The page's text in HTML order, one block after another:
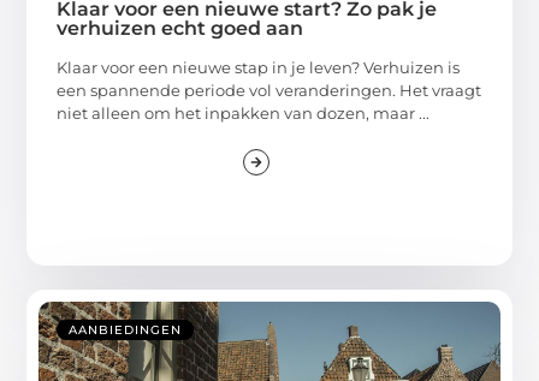
Klaar voor een nieuwe start? Zo pak je
verhuizen echt goed aan
Klaar voor een nieuwe stap in je leven? Verhuizen is
een spannende periode vol veranderingen. Het vraagt
niet alleen om het inpakken van dozen, maar ...
AANBIEDINGEN